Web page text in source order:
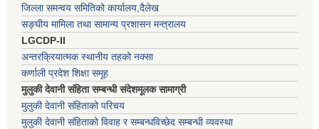
जिल्ला समन्वय समितिको कार्यालय,दैलेख
सङ्घीय मामिला तथा सामान्य प्रशासन मन्त्रालय
LGCDP-II
अन्तरक्रियात्मक स्थानीय तहको नक्सा
कर्णाली प्रदेश शिक्षा समूह
मुलुकी देवानी संहिता सम्बन्धी संदेशमूलक सामाग्री
मुलुकी देवानी संहिताको परिचय
मुलुकी देवानी संहिताको विवाह र सम्बन्धविच्छेद सम्बन्धी व्यवस्था